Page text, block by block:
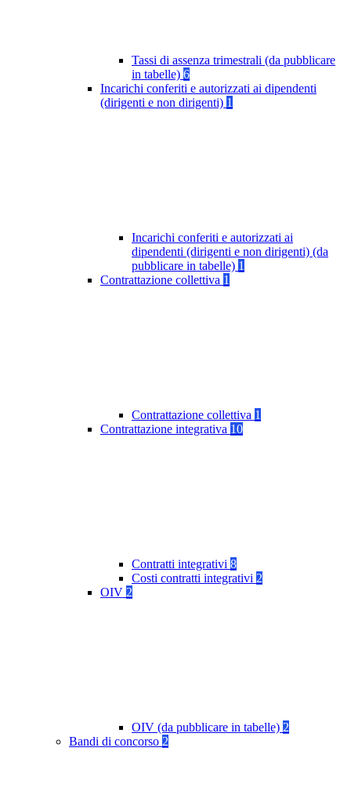
Tassi di assenza trimestrali (da pubblicare
in tabelle) 6
Incarichi conferiti e autorizzati ai dipendenti
(dirigenti e non dirigenti) 1
Incarichi conferiti e autorizzati ai
dipendenti (dirigenti e non dirigenti) (da
pubblicare in tabelle) 1
Contrattazione collettiva 1
Contrattazione collettiva 1
Contrattazione integrativa 10
Contratti integrativi 8
Costi contratti integrativi 2
OIV 2
OIV (da pubblicare in tabelle) 2
Bandi di concorso 2